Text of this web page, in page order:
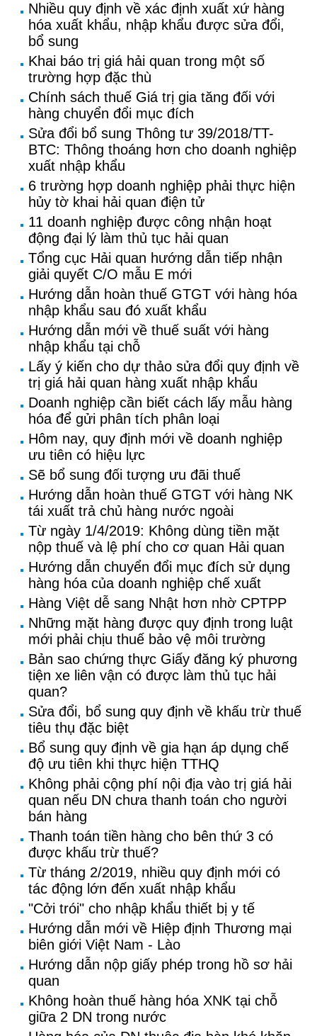
Nhiều quy định về xác định xuất xứ hàng
hóa xuất khẩu, nhập khẩu được sửa đổi,
bổ sung
Khai báo trị giá hải quan trong một số
trường hợp đặc thù
Chính sách thuế Giá trị gia tăng đối với
hàng chuyển đổi mục đích
Sửa đổi bổ sung Thông tư 39/2018/TT-
BTC: Thông thoáng hơn cho doanh nghiệp
xuất nhập khẩu
6 trường hợp doanh nghiệp phải thực hiện
hủy tờ khai hải quan điện tử
11 doanh nghiệp được công nhận hoạt
động đại lý làm thủ tục hải quan
Tổng cục Hải quan hướng dẫn tiếp nhận
giải quyết C/O mẫu E mới
Hướng dẫn hoàn thuế GTGT với hàng hóa
nhập khẩu sau đó xuất khẩu
Hướng dẫn mới về thuế suất với hàng
nhập khẩu tại chỗ
Lấy ý kiến cho dự thảo sửa đổi quy định về
trị giá hải quan hàng xuất nhập khẩu
Doanh nghiệp cần biết cách lấy mẫu hàng
hóa để gửi phân tích phân loại
Hôm nay, quy định mới về doanh nghiệp
ưu tiên có hiệu lực
Sẽ bổ sung đối tượng ưu đãi thuế
Hướng dẫn hoàn thuế GTGT với hàng NK
tái xuất trả chủ hàng nước ngoài
Từ ngày 1/4/2019: Không dùng tiền mặt
nộp thuế và lệ phí cho cơ quan Hải quan
Hướng dẫn chuyển đổi mục đích sử dụng
hàng hóa của doanh nghiệp chế xuất
Hàng Việt dễ sang Nhật hơn nhờ CPTPP
Những mặt hàng được quy định trong luật
mới phải chịu thuế bảo vệ môi trường
Bản sao chứng thực Giấy đăng ký phương
tiện xe liên vận có được làm thủ tục hải
quan?
Sửa đổi, bổ sung quy định về khấu trừ thuế
tiêu thụ đặc biệt
Bổ sung quy định về gia hạn áp dụng chế
độ ưu tiên khi thực hiện TTHQ
Không phải cộng phí nội địa vào trị giá hải
quan nếu DN chưa thanh toán cho người
bán hàng
Thanh toán tiền hàng cho bên thứ 3 có
được khấu trừ thuế?
Từ tháng 2/2019, nhiều quy định mới có
tác động lớn đến xuất nhập khẩu
"Cởi trói" cho nhập khẩu thiết bị y tế
Hướng dẫn mới về Hiệp định Thương mại
biên giới Việt Nam - Lào
Hướng dẫn nộp giấy phép trong hồ sơ hải
quan
Không hoàn thuế hàng hóa XNK tại chỗ
giữa 2 DN trong nước